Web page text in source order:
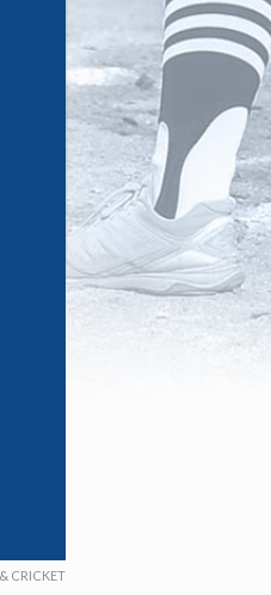
CRICKET